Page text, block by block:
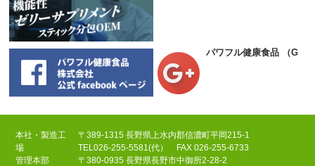
パワフル健康食品 （
本社・製造工
場
〒389-1315 長野県上水内郡信濃町平岡215-1
TEL026-255-5581(代）
FAX 026-255-6733
管理本部
〒380-0935 長野県長野市中御所2-28-2